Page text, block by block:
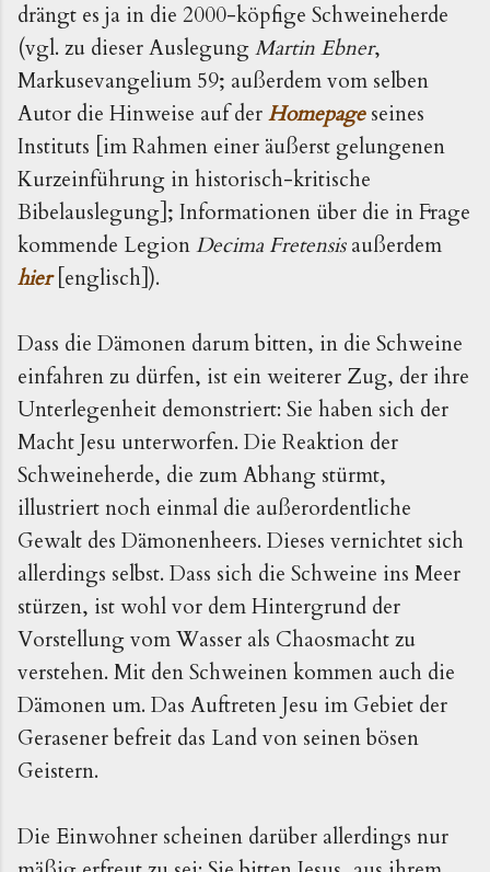
drängt es ja in die 2000-köpfige Schweineherde
(vgl. zu dieser AuslegungMartin Ebner,
Markusevangelium 59; außerdem vom selben
Autor die Hinweise auf derHomepageseines
Instituts [im Rahmen einer äußerst gelungenen
Kurzeinführung in historisch-kritische
Bibelauslegung]; Informationen über die in Frage
kommende LegionDecima Fretensisaußerdem
hier [englisch]).
Dass die Dämonen darum bitten, in die Schweine
einfahren zu dürfen, ist ein weiterer Zug, der ihre
Unterlegenheit demonstriert: Sie haben sich der
Macht Jesu unterworfen. Die Reaktion der
Schweineherde, die zum Abhang stürmt,
illustriert noch einmal die außerordentliche
Gewalt des Dämonenheers. Dieses vernichtet sich
allerdings selbst. Dass sich die Schweine ins Meer
stürzen, ist wohl vor dem Hintergrund der
Vorstellung vom Wasser als Chaosmacht zu
verstehen. Mit den Schweinen kommen auch die
Dämonen um. Das Auftreten Jesu im Gebiet der
Gerasener befreit das Land von seinen bösen
Geistern.
Die Einwohner scheinen darüber allerdings nur